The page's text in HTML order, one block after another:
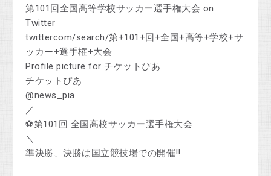
第101回全国高等学校サッカー選手権大会 on
Twitter
twittercom/search/第+101+回+全国+高等+学校+サ
ッカー+選手権+大会
Profile picture for チケットぴあ
チケットぴあ
@news_pia
／
⚽️第101回 全国高校サッカー選手権大会
＼
準決勝、決勝は国立競技場での開催‼